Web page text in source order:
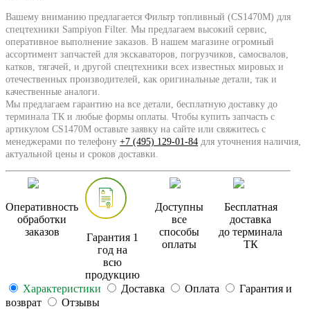
Вашему вниманию предлагается Фильтр топливный (CS1470M) для
спецтехники Sampiyon Filter. Мы предлагаем высокий сервис,
оперативное выполнение заказов. В нашем магазине огромный
ассортимент запчастей для экскаваторов, погрузчиков, самосвалов,
катков, тягачей, и другой спецтехники всех известных мировых и
отечественных производителей, как оригинальные детали, так и
качественные аналоги.
Мы предлагаем гарантию на все детали, бесплатную доставку до
терминала ТК и любые формы оплаты. Чтобы купить запчасть с
артикулом CS1470M оставьте заявку на сайте или свяжитесь с
менеджерами по телефону +7 (495) 129-01-84 для уточнения наличия,
актуальной цены и сроков доставки.
Оперативность
обработки
заказов
Гарантия 1
год на
всю
продукцию
Доступны
все
способы
оплаты
Бесплатная
доставка
до терминала
ТК
Характеристики Доставка Оплата
Гарантия и
возврат
Отзывы